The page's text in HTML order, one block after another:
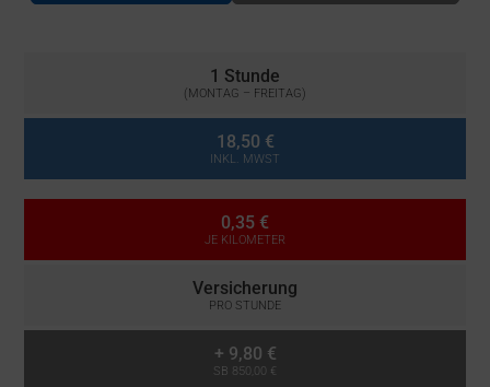
1 Stunde
(MONTAG – FREITAG)
18,50 €
INKL. MWST
0,35 €
JE KILOMETER
Versicherung
PRO STUNDE
+ 9,80 €
SB 850,00 €